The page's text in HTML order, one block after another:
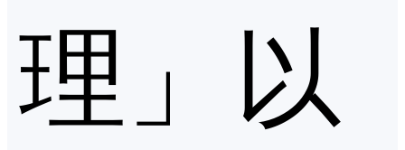
理」以